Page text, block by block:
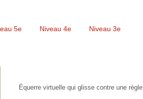
5e Niveau 4e Niveau 3e
Équerre virtuelle qui glisse contre une règle